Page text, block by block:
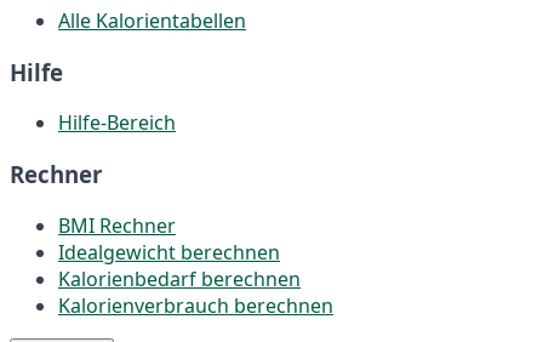
Alle Kalorientabellen
Hilfe
Hilfe-Bereich
Rechner
BMI Rechner
Idealgewicht berechnen
Kalorienbedarf berechnen
Kalorienverbrauch berechnen